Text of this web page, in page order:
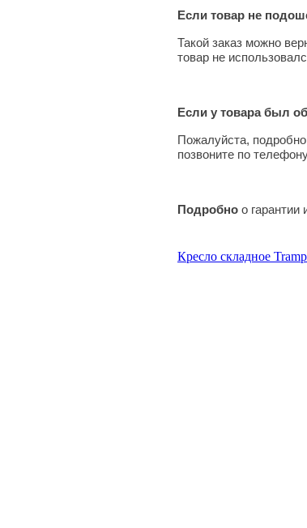
Если товар не
Такой заказ можно
товар не
Если у товара был
Пожалуйста,
позвоните по
Подробно о гарантии
Кресло складное